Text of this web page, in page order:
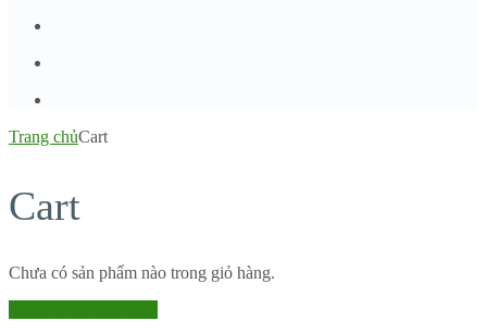
Trang chủCart
Cart
Chưa có sản phẩm nào trong giỏ hàng.